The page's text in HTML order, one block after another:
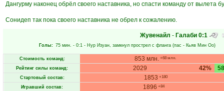
Дангурму наконец обрёл своего наставника, но спасти команду от вылета
Сонидеп так пока своего наставника не обрел к сожалению.
Жувенайл - Галаби 0:1
Голы: 75 мин. - 0:1 - Нур Изуан, замкнул прострел с фланга (пас - Кьяв Мин Оо)
Стоимость команд: 853 млн. +68 млн.
Рейтинг силы команд: 42%
2029
Стартовый состав: 1853 +180
Игравший состав: 1896 +84